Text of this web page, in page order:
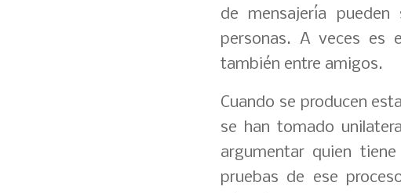
de mensajería
personas. A veces es
también entre amigos.
Cuando se producen
se han tomado
argumentar quien
pruebas de ese